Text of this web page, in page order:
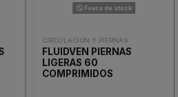
Fuera de stock
CIRCULACIÓN Y PIERNAS
FLUIDVEN PIERNAS
LIGERAS 60
COMPRIMIDOS